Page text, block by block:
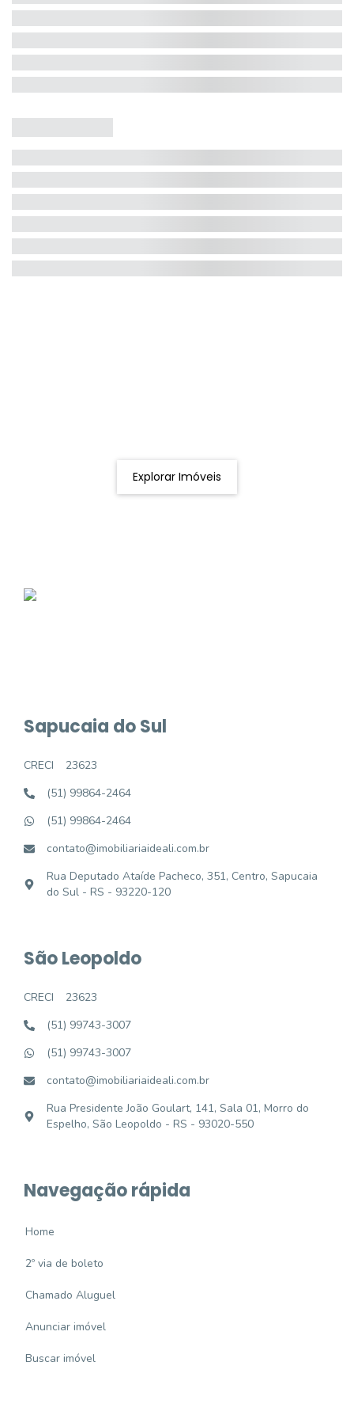
Explorar Imóveis
Sapucaia do Sul
CRECI
23623
(51) 99864-2464
(51) 99864-2464
contato@imobiliariaideali.com.br
Rua Deputado Ataíde Pacheco, 351, Centro, Sapucaia
do Sul - RS - 93220-120
São Leopoldo
CRECI
23623
(51) 99743-3007
(51) 99743-3007
contato@imobiliariaideali.com.br
Rua Presidente João Goulart, 141, Sala 01, Morro do
Espelho, São Leopoldo - RS - 93020-550
Navegação rápida
Home
2º via de boleto
Chamado Aluguel
Anunciar imóvel
Buscar imóvel